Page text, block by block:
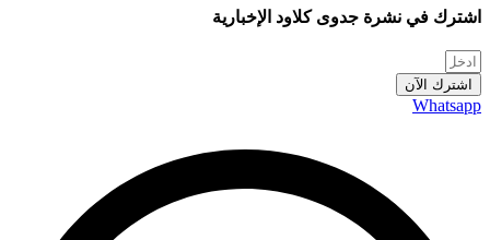
اشترك في نشرة جدوى كلاود الإخبارية
اشترك الآن
Whatsapp